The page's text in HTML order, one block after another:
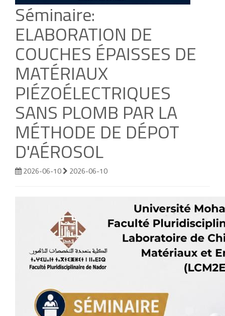
Séminaire:
ELABORATION DE
COUCHES ÉPAISSES DE
MATÉRIAUX
PIÉZOÉLECTRIQUES
SANS PLOMB PAR LA
MÉTHODE DE DÉPOT
D'AÉROSOL
2026-06-10 2026-06-10